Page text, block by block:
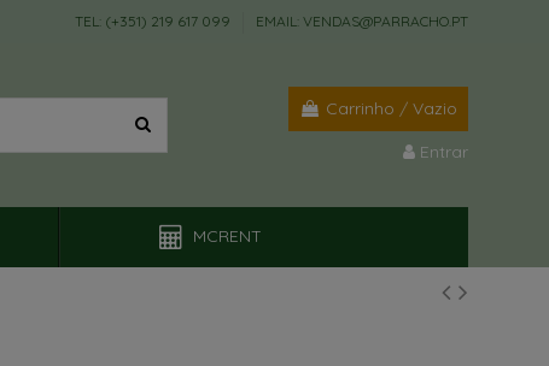
TEL: (+351) 219 617 099 EMAIL: VENDAS@PARRACHO.PT
Carrinho / Vazio
Entrar
MCRENT